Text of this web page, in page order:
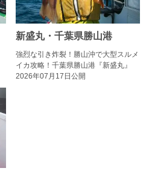
新盛丸・千葉県勝山港
強烈な引き炸裂！勝山沖で大型スルメ
イカ攻略！千葉県勝山港『新盛丸』
2026年07月17日公開